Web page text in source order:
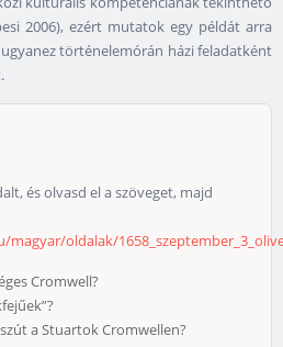
2006), ezért mutatok egy példát arra
történelemórán házi feladatként
és olvasd el a szöveget, majd
oldalak/
Cromwell?
a Stuartok Cromwellen?